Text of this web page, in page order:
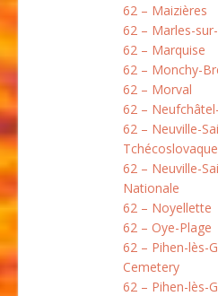
62 – Maizières
62 – Marles-
62 – Marquise
62 – Monchy-
62 – Morval
62 –
62 – Neuville-
Tchécoslovaque
62 – Neuville-
Nationale
62 – Noyellette
62 – Oye-Plage
62 – Pihen-lès-
Cemetery
62 – Pihen-lès-